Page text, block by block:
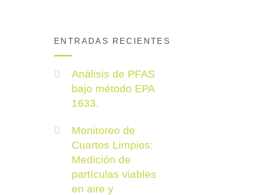
ENTRADAS RECIENTES
Análisis de PFAS
bajo método EPA
1633.
Monitoreo de
Cuartos Limpios:
Medición de
partículas viables
en aire y